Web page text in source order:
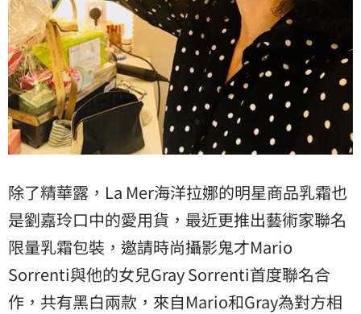
除了精華露，La Mer海洋拉娜的明星商品乳霜也
是劉嘉玲口中的愛用貨，最近更推出藝術家聯名
限量乳霜包裝，邀請時尚攝影鬼才Mario
Sorrenti與他的女兒Gray Sorrenti首度聯名合
作，共有黑白兩款，來自Mario和Gray為對方相